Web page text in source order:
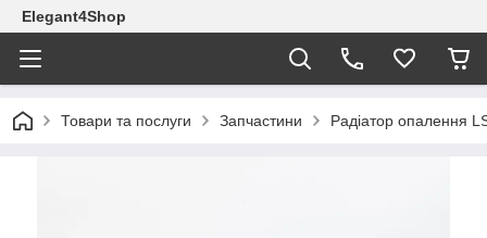
Elegant4Shop
Товари та послуги Запчастини Радіатор опалення